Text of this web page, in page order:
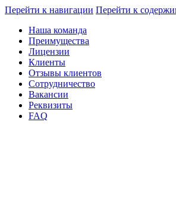
Перейти к навигации Перейти к
Наша команда
Преимущества
Лицензии
Клиенты
Отзывы клиентов
Сотрудничество
Вакансии
Реквизиты
FAQ